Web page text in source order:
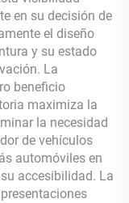
en su decisión de
el diseño
y su estado
La
beneficio
maximiza la
la necesidad
de vehículos
automóviles en
accesibilidad. La